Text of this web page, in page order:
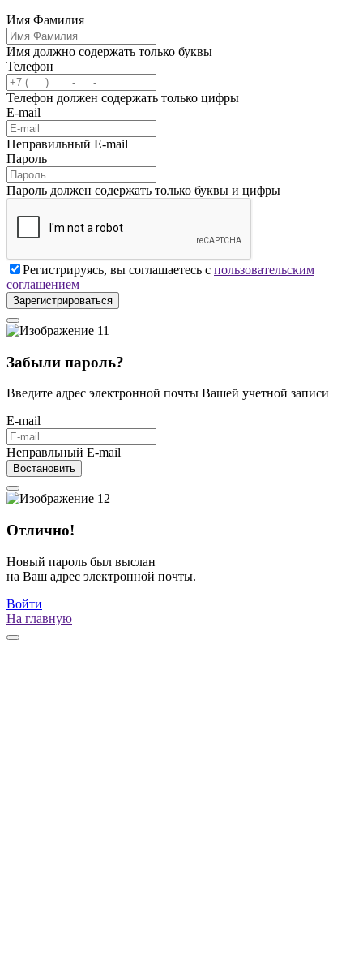
Имя Фамилия
Имя должно содержать только буквы
Телефон
Телефон должен содержать только цифры
E-mail
Неправильный E-mail
Пароль
Пароль должен содержать только буквы и цифры
Регистрируясь, вы соглашаетесь с пользовательским
соглашением
Зарегистрироваться
Забыли пароль?
Введите адрес электронной почты Вашей учетной записи
E-mail
Неправльный E-mail
Востановить
Отлично!
Новый пароль был выслан
на Ваш адрес электронной почты.
Войти
На главную